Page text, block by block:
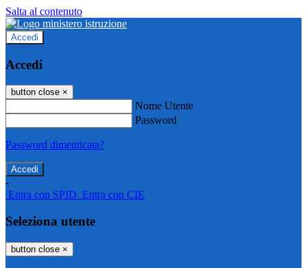
Salta al contenuto
Accedi
Accedi
button close ×
Nome Utente
Password
Password dimenticata?
-
Entra con SPID Entra con CIE
Seleziona utente
button close ×